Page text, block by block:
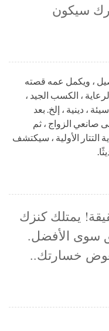
سيكون
، ويكمل عمه قصته
، الكسب الجيد ،
، دينية ، إلخ. بعد
الزواج ، ثم
الأولية ، سيكتشف
يمتلك كنزك
سوى الأفضل.
خسارتك..